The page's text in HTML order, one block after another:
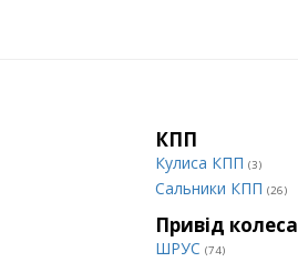
КПП
Кулиса КПП (3)
Сальники КПП (26)
Привід колеса
ШРУС (74)